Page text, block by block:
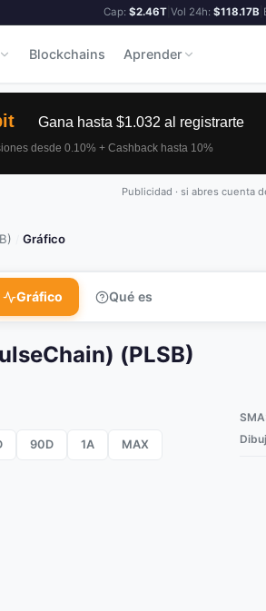
Cap: $2.46T| Vol 24h: $118.17B|
Blockchains Aprender
Publicidad · si abres cuenta
Gráfico
Gráfico Qué es
(PLSB)
90D 1A MAX